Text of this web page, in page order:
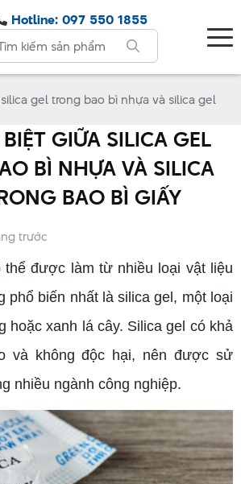
Hotline: 097 550 1855
gel trong bao bì nhựa và silica gel
GIỮA SILICA GEL
BÌ NHỰA VÀ SILICA
BAO BÌ GIẤY
trước
thể được làm từ nhiều loại vật liệu
phổ biến nhất là silica gel, một loại
hoặc xanh lá cây. Silica gel có khả
và không độc hại, nên được sử
nhiều ngành công nghiệp.